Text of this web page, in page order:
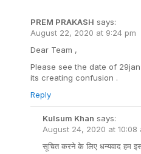
PREM PRAKASH says:
August 22, 2020 at 9:24 pm
Dear Team ,
Please see the date of
its creating confusion .
Reply
Kulsum Khan says:
August 24, 2020 at 10:08
सूचित करने के लिए धन्यवाद हम